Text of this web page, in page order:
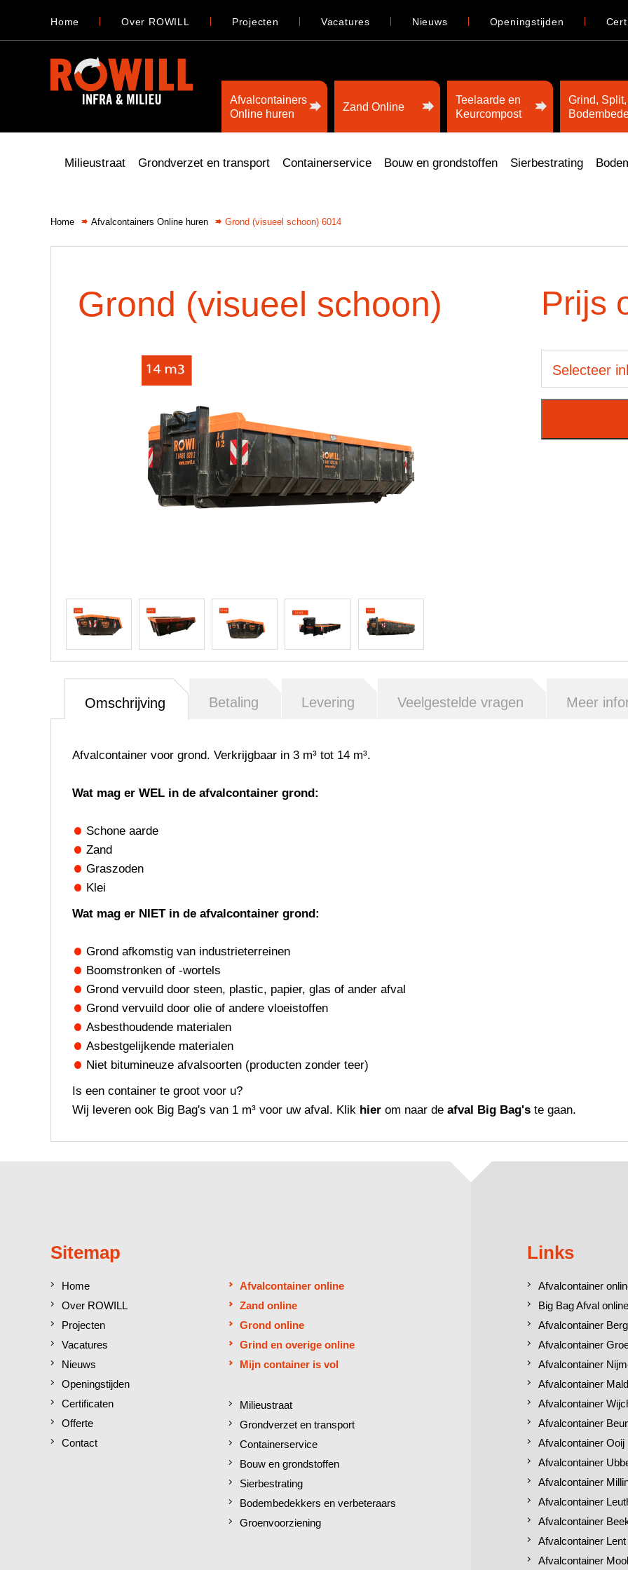
Home Over ROWILL Projecten Vacatures Nieuws Openingstijden
Afvalcontainers
Online huren
Zand Online
Teelaarde en
Keurcompost
Grind, Split,
Milieustraat Grondverzet en transport Containerservice Bouw en grondstoffen Sierbestrating
Home Afvalcontainers Online huren Grond (visueel schoon) 6014
Grond (visueel schoon) Prijs
Selecteer
Omschrijving Betaling Levering Veelgestelde vragen Meer
Afvalcontainer voor grond. Verkrijgbaar in 3 m³ tot 14 m³.
Wat mag er WEL in de afvalcontainer grond:
Schone aarde
Zand
Graszoden
Klei
Wat mag er NIET in de afvalcontainer grond:
Grond afkomstig van industrieterreinen
Boomstronken of -wortels
Grond vervuild door steen, plastic, papier, glas of ander afval
Grond vervuild door olie of andere vloeistoffen
Asbesthoudende materialen
Asbestgelijkende materialen
Niet bitumineuze afvalsoorten (producten zonder teer)
Is een container te groot voor u?
Wij leveren ook Big Bag's van 1 m³ voor uw afval. Klik hier om naar de afval Big Bag's te gaan.
Sitemap
Home
Over ROWILL
Projecten
Vacatures
Nieuws
Openingstijden
Certificaten
Offerte
Contact
Afvalcontainer online
Zand online
Grond online
Grind en overige online
Mijn container is vol
Milieustraat
Grondverzet en transport
Containerservice
Bouw en grondstoffen
Sierbestrating
Bodembedekkers en verbeteraars
Groenvoorziening
Links
Afvalcontainer
Big Bag Afval
Afvalcontainer
Afvalcontainer
Afvalcontainer
Afvalcontainer
Afvalcontainer
Afvalcontainer
Afvalcontainer Ooij
Afvalcontainer
Afvalcontainer
Afvalcontainer
Afvalcontainer
Afvalcontainer Lent
Afvalcontainer